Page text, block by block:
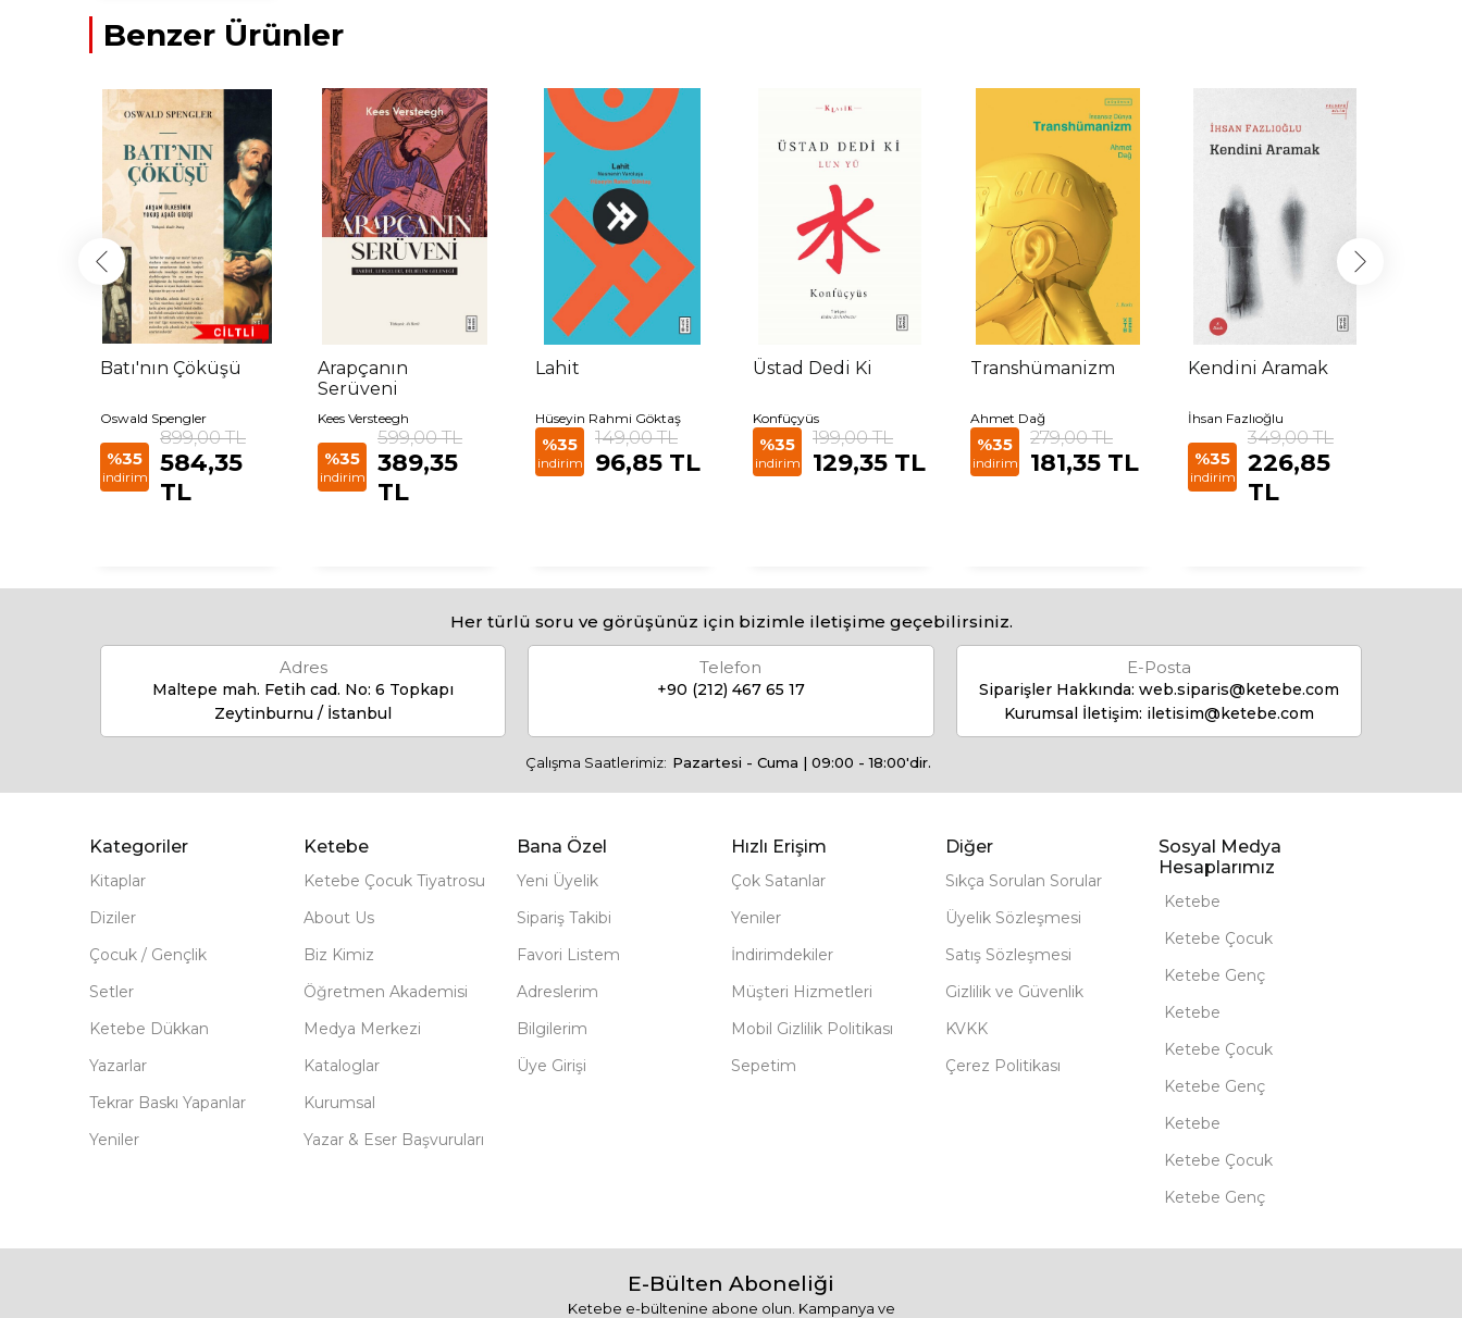
Benzer Ürünler
Batı'nın Çöküşü
Oswald Spengler
%35
indirim
899,00 TL
584,35
TL
Arapçanın
Serüveni
Kees Versteegh
%35
indirim
599,00 TL
389,35
TL
Lahit
Hüseyin Rahmi Göktaş
%35
indirim
149,00 TL
96,85 TL
Üstad Dedi Ki
Konfüçyüs
%35
indirim
199,00 TL
129,35 TL
Transhümanizm
Ahmet Dağ
%35
indirim
279,00 TL
181,35 TL
Kendini Aramak
İhsan Fazlıoğlu
%35
indirim
349,00 TL
226,85
TL
Her türlü soru ve görüşünüz için bizimle iletişime geçebilirsiniz.
Adres
Maltepe mah. Fetih cad. No: 6 Topkapı
Zeytinburnu / İstanbul
Telefon
+90 (212) 467 65 17
E-Posta
Siparişler Hakkında: web.siparis@ketebe.com
Kurumsal İletişim: iletisim@ketebe.com
Çalışma Saatlerimiz: Pazartesi - Cuma | 09:00 - 18:00'dir.
Kategoriler
Kitaplar
Diziler
Çocuk / Gençlik
Setler
Ketebe Dükkan
Yazarlar
Tekrar Baskı Yapanlar
Yeniler
Ketebe
Ketebe Çocuk Tiyatrosu
About Us
Biz Kimiz
Öğretmen Akademisi
Medya Merkezi
Kataloglar
Kurumsal
Yazar & Eser Başvuruları
Bana Özel
Yeni Üyelik
Sipariş Takibi
Favori Listem
Adreslerim
Bilgilerim
Üye Girişi
Hızlı Erişim
Çok Satanlar
Yeniler
İndirimdekiler
Müşteri Hizmetleri
Mobil Gizlilik Politikası
Sepetim
Diğer
Sıkça Sorulan Sorular
Üyelik Sözleşmesi
Satış Sözleşmesi
Gizlilik ve Güvenlik
KVKK
Çerez Politikası
Sosyal Medya
Hesaplarımız
Ketebe
Ketebe Çocuk
Ketebe Genç
Ketebe
Ketebe Çocuk
Ketebe Genç
Ketebe
Ketebe Çocuk
Ketebe Genç
E-Bülten Aboneliği
Ketebe e-bültenine abone olun. Kampanya ve